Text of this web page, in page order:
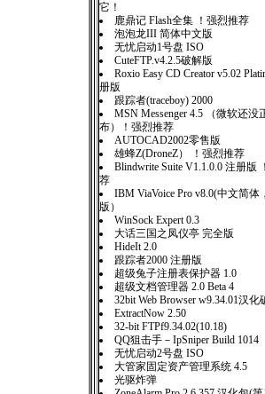
它！
鹿鼎记 Flash全集 ！强烈推荐
泡泡龙III 简体中文版
无忧启动1号盘 ISO
CuteFTP.v4.2.5破解版
Roxio Easy CD Creator v5.02
册版
跟踪者(traceboy) 2000
MSN Messenger 4.5 （微软还没
布）！强烈推荐
AUTOCAD2002零售版
雄蜂Z(DroneZ） ！强烈推荐
Blindwrite Suite V1.1.0.0 注册版
荐
IBM ViaVoice Pro v8.0(中文简体
版）
WinSock Expert 0.3
大话三国之凤仪亭 完全版
HideIt 2.0
跟踪者2000 注册版
超级兔子注册表保护器 1.0
超级文档管理器 2.0 Beta 4
32bit Web Browser w9.34.01汉化
ExtractNow 2.50
32-bit FTPf9.34.02(10.18)
QQ狙击手－IpSniper Build 1014
无忧启动2号盘 ISO
大管家固定资产管理系统 4.5
光驱炸弹